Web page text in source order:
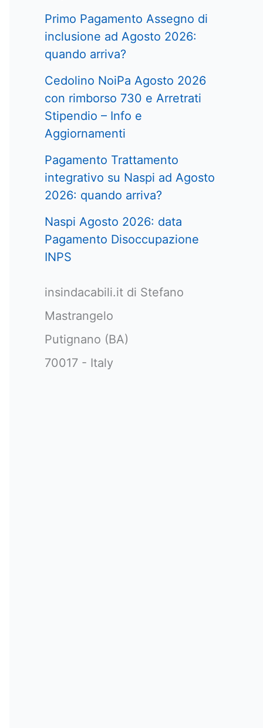
Primo Pagamento Assegno di
inclusione ad Agosto 2026:
quando arriva?
Cedolino NoiPa Agosto 2026
con rimborso 730 e Arretrati
Stipendio – Info e
Aggiornamenti
Pagamento Trattamento
integrativo su Naspi ad Agosto
2026: quando arriva?
Naspi Agosto 2026: data
Pagamento Disoccupazione
INPS
insindacabili.it di Stefano
Mastrangelo
Putignano (BA)
70017 - Italy